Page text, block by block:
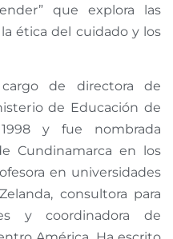
que explora las
ética del cuidado y los
de directora de
de Educación de
y fue nombrada
Cundinamarca en los
en universidades
consultora para
y coordinadora de